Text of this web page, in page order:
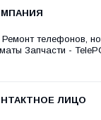
Ремонт телефонов,
Запчасти -